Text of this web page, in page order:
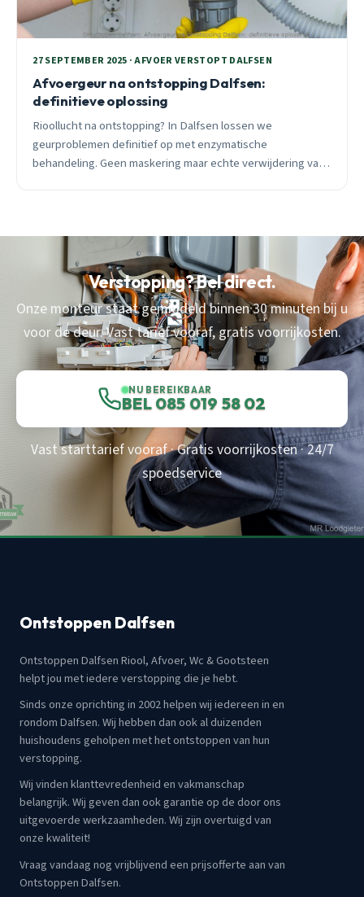
27 SEPTEMBER 2025 · AFVOER VERSTOPT DALFSEN
Afvoergeur na ontstopping Dalfsen:
definitieve oplossing
Rioollucht na ontstopping? In Dalfsen lossen we
geurproblemen definitief op met enzymatische
behandeling. Geen maskering maar echte verwijdering van
Verstopping? Bel direct.
Onze monteur staat gemiddeld binnen 30 minuten bij u
voor de deur. Vast tarief vooraf, gratis voorrijkosten.
NU BEREIKBAAR
BEL 085 019 58 02
Vast starttarief vooraf · Gratis voorrijkosten · 24/7
spoedservice
Ontstoppen Dalfsen
Ontstoppen Dalfsen Riool, Afvoer, Wc & Gootsteen
helpt jou met iedere verstopping die je hebt.
Sinds onze oprichting in 2002 helpen wij iedereen in en
rondom Dalfsen. Wij hebben dan ook al duizenden
huishoudens geholpen met het ontstoppen van hun
verstopping.
Wij vinden klanttevredenheid en vakmanschap
belangrijk. Wij geven dan ook garantie op de door ons
uitgevoerde werkzaamheden. Wij zijn overtuigd van
onze kwaliteit!
Vraag vandaag nog vrijblijvend een prijsofferte aan van
Ontstoppen Dalfsen.